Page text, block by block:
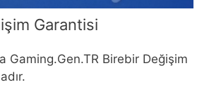
Garantisi
Gaming.Gen.TR Birebir Değişim